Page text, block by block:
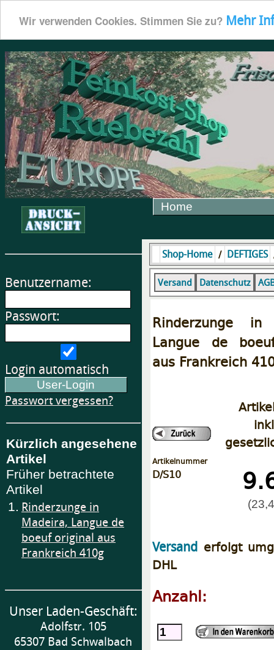
Wir verwenden Cookies. Stimmen Sie zu? Mehr
Home
Benutzername:
Passwort:
Login automatisch
Passwort vergessen?
Kürzlich angesehene
Artikel
Früher betrachtete
Artikel
1. Rinderzunge in
Madeira, Langue de
boeuf original aus
Frankreich 410g
Unser Laden-Geschäft:
Adolfstr. 105
65307 Bad Schwalbach
Shop-Home / DEFTIGES
Versand Datenschutz
Rinderzunge in
Langue de
aus Frankreich
Artikelnummer
D/S10
Versand erfolgt
DHL
Anzahl: